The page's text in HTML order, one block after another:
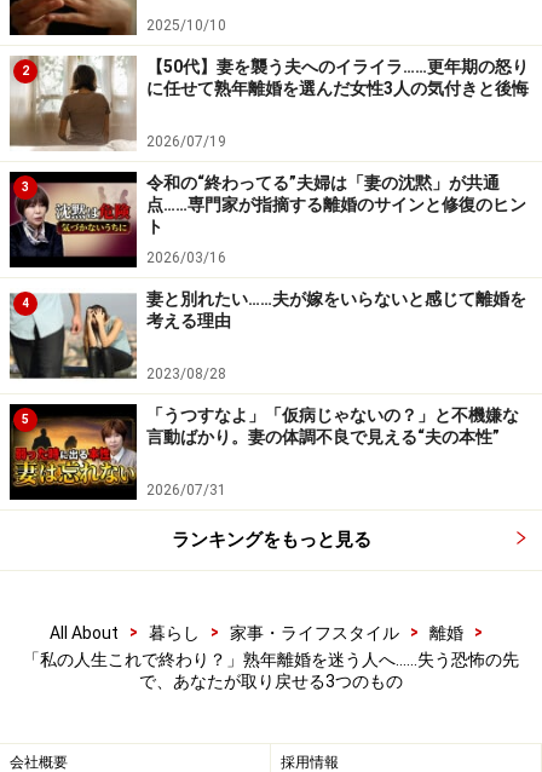
熟年離婚で最も大きなリスクは、やはり「お金」です。
生活費や家賃、老後資金などについて不安になるのは当
然です。
そんなときはまず、どうすれば不安を軽減できるのか、
実際に離婚を決断する前にシミュレーションを行うこと
が大切です。
「年金分割は？」「財産分与は？」「離婚後の仕事
は？」「離婚後の住まいは？」などと、数字で見える化
しておくと、お金の不安はずいぶん小さくなります。離
婚をしても、しなくても、自分自身の経済力は必要で
す。お金の準備は、人生の選択肢を増やしてくれるもの
だからです。
2025/10/10
2
【50代】妻を襲う夫へのイライラ……更年期の怒り
に任せて熟年離婚を選んだ女性3人の気付きと後悔
2026/07/19
3
令和の“終わってる”夫婦は「妻の沈黙」が共通
点……専門家が指摘する離婚のサインと修復のヒン
ト
2026/03/16
4
妻と別れたい……夫が嫁をいらないと感じて離婚を
考える理由
2023/08/28
5
「うつすなよ」「仮病じゃないの？」と不機嫌な
言動ばかり。妻の体調不良で見える“夫の本性”
2026/07/31
ランキングをもっと見る
All About > 暮らし > 家事・ライフスタイル > 離婚
>
「私の人生これで終わり？」熟年離婚を迷う人へ……失う恐怖の先
で、あなたが取り戻せる3つのもの
会社概要 採用情報